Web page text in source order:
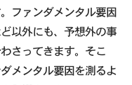
ファンダメンタル要因
以外にも、予想外の事
さってきます。そこ
メンタル要因を測るよ